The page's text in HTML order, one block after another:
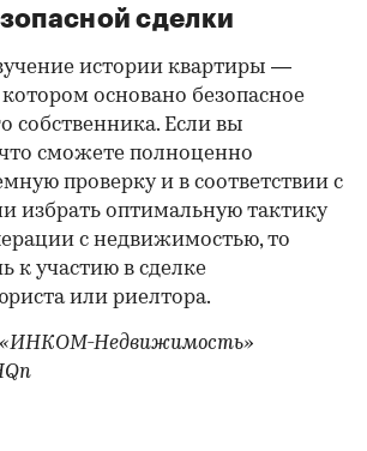
сделки
истории квартиры —
основано безопасное
собственника. Если вы
сможете полноценно
проверку и в соответствии с
избрать оптимальную тактику
с недвижимостью, то
к участию в сделке
или риелтора.
«ИНКОМ-Недвижимость»